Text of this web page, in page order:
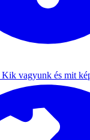
Kik vagyunk és mit